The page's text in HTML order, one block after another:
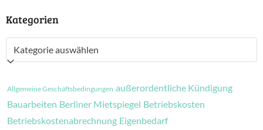
Kategorien
Kategorien
Allgemeine Geschäftsbedingungen außerordentliche Kündigung
Bauarbeiten Berliner Mietspiegel Betriebskosten
Betriebskostenabrechnung Eigenbedarf